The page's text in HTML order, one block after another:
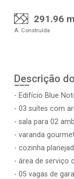
291.96
A. Construída
Descrição
- Edifício Blue
- 03 suítes com
- sala para 02
- varanda
- cozinha
- área de serviço
- 05 vagas de